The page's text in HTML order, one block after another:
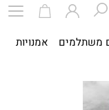
משתלמים אמנויות